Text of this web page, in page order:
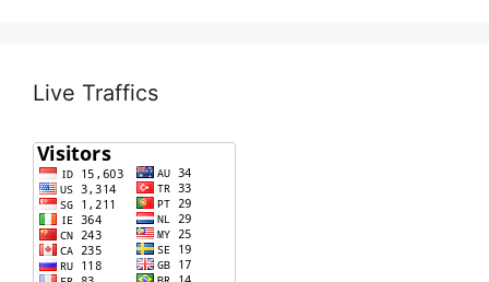
Live Traffics